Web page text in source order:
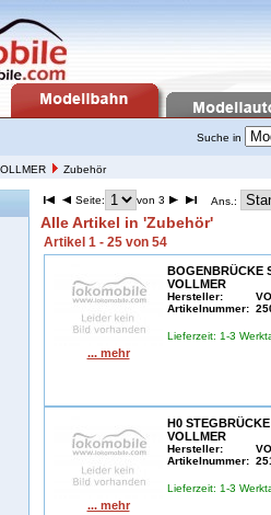
Suche in
Zubehör
Seite: von 3 Ans.:
Alle Artikel in 'Zubehör'
Artikel 1 - 25 von 54
... mehr
BOGENBRÜCKE
VOLLMER
Hersteller:
Artikelnummer:
Lieferzeit: 1-3
... mehr
H0 STEGBRÜCKE
VOLLMER
Hersteller:
Artikelnummer:
Lieferzeit: 1-3